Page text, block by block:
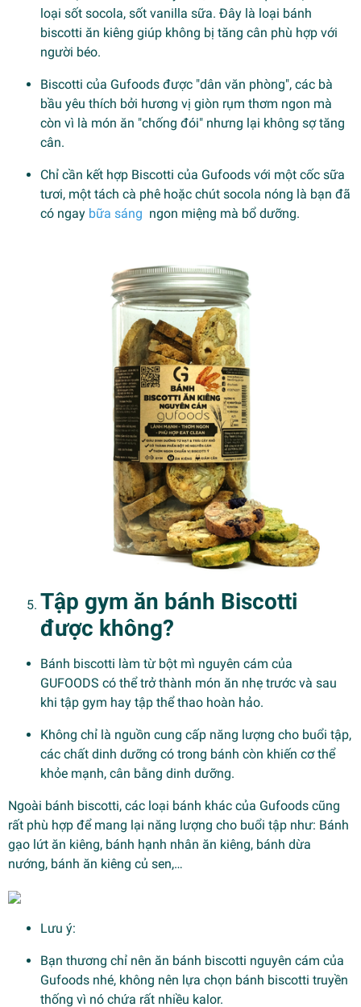
loại sốt socola, sốt vanilla sữa. Đây là loại bánh
biscotti ăn kiêng giúp không bị tăng cân phù hợp với
người béo.
Biscotti của Gufoods được "dân văn phòng", các bà
bầu yêu thích bởi hương vị giòn rụm thơm ngon mà
còn vì là món ăn "chống đói" nhưng lại không sợ tăng
cân.
Chỉ cần kết hợp Biscotti của Gufoods với một cốc sữa
tươi, một tách cà phê hoặc chút socola nóng là bạn đã
có ngay bữa sáng ngon miệng mà bổ dưỡng.
Tập gym ăn bánh Biscotti
được không?
Bánh biscotti làm từ bột mì nguyên cám của
GUFOODS có thể trở thành món ăn nhẹ trước và sau
khi tập gym hay tập thể thao hoàn hảo.
Không chỉ là nguồn cung cấp năng lượng cho buổi tập,
các chất dinh dưỡng có trong bánh còn khiến cơ thể
khỏe mạnh, cân bằng dinh dưỡng.
Ngoài bánh biscotti, các loại bánh khác của Gufoods cũng
rất phù hợp để mang lại năng lượng cho buổi tập như: Bánh
gạo lứt ăn kiêng, bánh hạnh nhân ăn kiêng, bánh dừa
nướng, bánh ăn kiêng củ sen,…
Lưu ý:
Bạn thương chỉ nên ăn bánh biscotti nguyên cám của
Gufoods nhé, không nên lựa chọn bánh biscotti truyền
thống vì nó chứa rất nhiều kalor.